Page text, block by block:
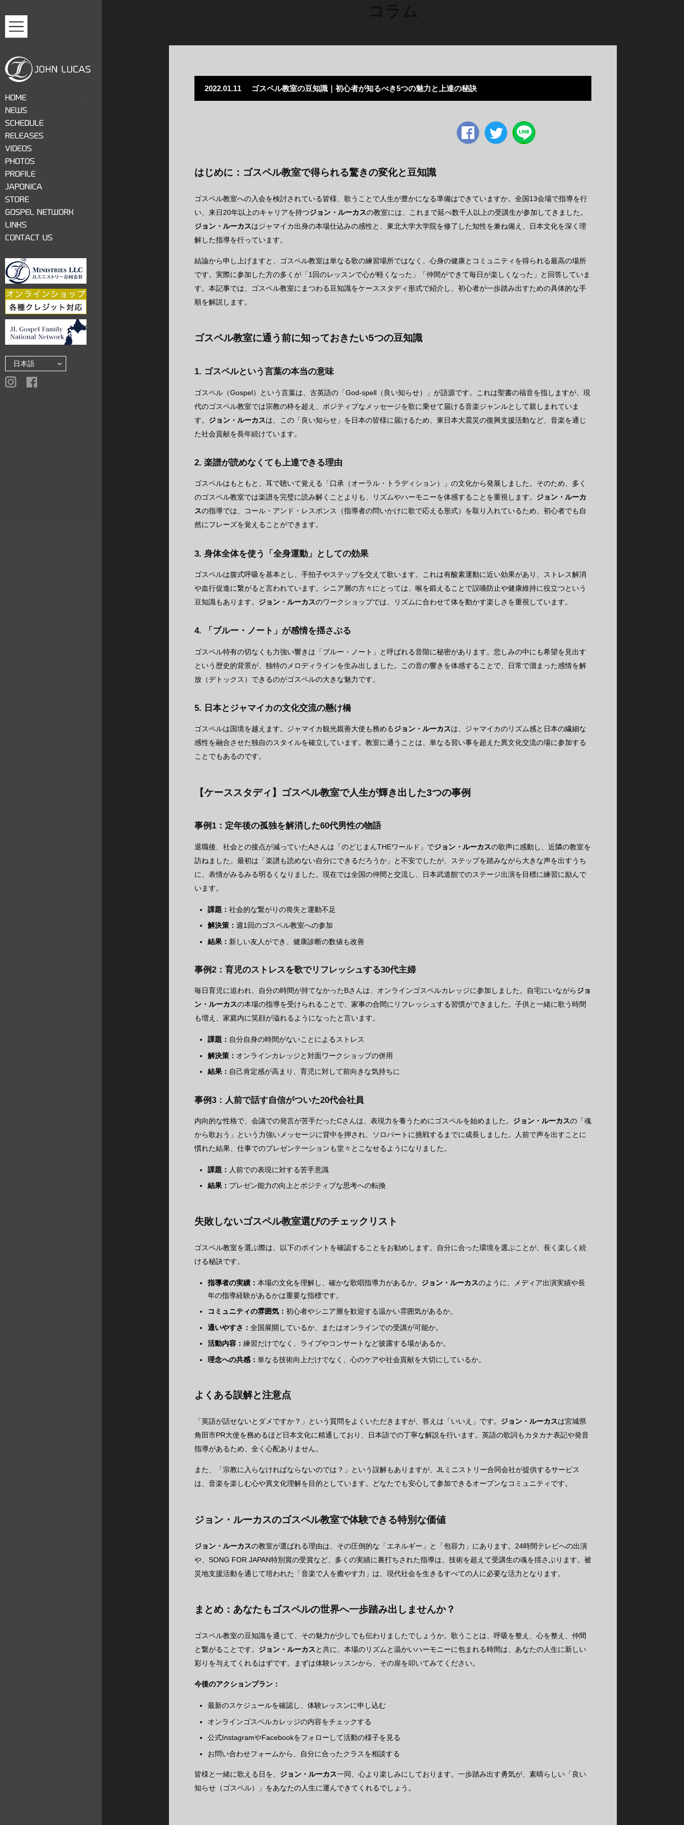
HOME
NEWS
SCHEDULE
RELEASES
VIDEOS
PHOTOS
PROFILE
JAPONICA
STORE
GOSPEL NETWORK
LINKS
2022.01.11 ゴスペル教室の豆知識｜初心者が知るべき5つの魅力と上達の秘訣
はじめに：ゴスペル教室で得られる驚きの変化と豆知識
ゴスペル教室への入会を検討されている皆様、歌うことで人生が豊かになる準備はできていますか。全国13会場で指導を行
い、来日20年以上のキャリアを持つジョン・ルーカスの教室には、これまで延べ数千人以上の受講生が参加してきました。
ジョン・ルーカスはジャマイカ出身の本場仕込みの感性と、東北大学大学院を修了した知性を兼ね備え、日本文化を深く理
解した指導を行っています。
結論から申し上げますと、ゴスペル教室は単なる歌の練習場所ではなく、心身の健康とコミュニティを得られる最高の場所
です。実際に参加した方の多くが「1回のレッスンで心が軽くなった」「仲間ができて毎日が楽しくなった」と回答していま
す。本記事では、ゴスペル教室にまつわる豆知識をケーススタディ形式で紹介し、初心者が一歩踏み出すための具体的な手
順を解説します。
ゴスペル教室に通う前に知っておきたい5つの豆知識
1. ゴスペルという言葉の本当の意味
ゴスペル（Gospel）という言葉は、古英語の「God-spell（良い知らせ）」が語源です。これは聖書の福音を指しますが、現
代のゴスペル教室では宗教の枠を超え、ポジティブなメッセージを歌に乗せて届ける音楽ジャンルとして親しまれていま
す。 ジョン・ルーカスは、この「良い知らせ」を日本の皆様に届けるため、東日本大震災の復興支援活動など、音楽を通じ
た社会貢献を長年続けています。
2. 楽譜が読めなくても上達できる理由
ゴスペルはもともと、耳で聴いて覚える「口承（オーラル・トラディション）」の文化から発展しました。そのため、多く
のゴスペル教室では楽譜を完璧に読み解くことよりも、リズムやハーモニーを体感することを重視します。 ジョン・ルーカ
スの指導では、コール・アンド・レスポンス（指導者の問いかけに歌で応える形式）を取り入れているため、初心者でも自
然にフレーズを覚えることができます。
3. 身体全体を使う「全身運動」としての効果
ゴスペルは腹式呼吸を基本とし、手拍子やステップを交えて歌います。これは有酸素運動に近い効果があり、ストレス解消
や血行促進に繋がると言われています。シニア層の方々にとっては、喉を鍛えることで誤嚥防止や健康維持に役立つという
豆知識もあります。 ジョン・ルーカスのワークショップでは、リズムに合わせて体を動かす楽しさを重視しています。
4. 「ブルー・ノート」が感情を揺さぶる
ゴスペル特有の切なくも力強い響きは「ブルー・ノート」と呼ばれる音階に秘密があります。悲しみの中にも希望を見出す
という歴史的背景が、独特のメロディラインを生み出しました。この音の響きを体感することで、日常で溜まった感情を解
放（デトックス）できるのがゴスペルの大きな魅力です。
5. 日本とジャマイカの文化交流の懸け橋
ゴスペルは国境を越えます。ジャマイカ観光親善大使も務めるジョン・ルーカスは、ジャマイカのリズム感と日本の繊細な
感性を融合させた独自のスタイルを確立しています。教室に通うことは、単なる習い事を超えた異文化交流の場に参加する
ことでもあるのです。
【ケーススタディ】ゴスペル教室で人生が輝き出した3つの事例
事例1：定年後の孤独を解消した60代男性の物語
退職後、社会との接点が減っていたAさんは「のどじまんTHEワールド」でジョン・ルーカスの歌声に感動し、近隣の教室を
訪ねました。最初は「楽譜も読めない自分にできるだろうか」と不安でしたが、ステップを踏みながら大きな声を出すうち
に、表情がみるみる明るくなりました。現在では全国の仲間と交流し、日本武道館でのステージ出演を目標に練習に励んで
います。
課題： 社会的な繋がりの喪失と運動不足
解決策： 週1回のゴスペル教室への参加
結果： 新しい友人ができ、健康診断の数値も改善
事例2：育児のストレスを歌でリフレッシュする30代主婦
毎日育児に追われ、自分の時間が持てなかったBさんは、オンラインゴスペルカレッジに参加しました。自宅にいながらジョ
ン・ルーカスの本場の指導を受けられることで、家事の合間にリフレッシュする習慣ができました。子供と一緒に歌う時間
も増え、家庭内に笑顔が溢れるようになったと言います。
課題： 自分自身の時間がないことによるストレス
解決策： オンラインカレッジと対面ワークショップの併用
結果： 自己肯定感が高まり、育児に対して前向きな気持ちに
事例3：人前で話す自信がついた20代会社員
内向的な性格で、会議での発言が苦手だったCさんは、表現力を養うためにゴスペルを始めました。 ジョン・ルーカスの「魂
から歌おう」という力強いメッセージに背中を押され、ソロパートに挑戦するまでに成長しました。人前で声を出すことに
慣れた結果、仕事でのプレゼンテーションも堂々とこなせるようになりました。
課題： 人前での表現に対する苦手意識
結果： プレゼン能力の向上とポジティブな思考への転換
失敗しないゴスペル教室選びのチェックリスト
ゴスペル教室を選ぶ際は、以下のポイントを確認することをお勧めします。自分に合った環境を選ぶことが、長く楽しく続
ける秘訣です。
指導者の実績： 本場の文化を理解し、確かな歌唱指導力があるか。 ジョン・ルーカスのように、メディア出演実績や長
年の指導経験があるかは重要な指標です。
コミュニティの雰囲気： 初心者やシニア層を歓迎する温かい雰囲気があるか。
通いやすさ： 全国展開しているか、またはオンラインでの受講が可能か。
活動内容： 練習だけでなく、ライブやコンサートなど披露する場があるか。
理念への共感： 単なる技術向上だけでなく、心のケアや社会貢献を大切にしているか。
よくある誤解と注意点
「英語が話せないとダメですか？」という質問をよくいただきますが、答えは「いいえ」です。 ジョン・ルーカスは宮城県
角田市PR大使を務めるほど日本文化に精通しており、日本語での丁寧な解説を行います。英語の歌詞もカタカナ表記や発音
指導があるため、全く心配ありません。
また、「宗教に入らなければならないのでは？」という誤解もありますが、JLミニストリー合同会社が提供するサービス
は、音楽を楽しむ心や異文化理解を目的としています。どなたでも安心して参加できるオープンなコミュニティです。
ジョン・ルーカスのゴスペル教室で体験できる特別な価値
ジョン・ルーカスの教室が選ばれる理由は、その圧倒的な「エネルギー」と「包容力」にあります。24時間テレビへの出演
や、SONG FOR JAPAN特別賞の受賞など、多くの実績に裏打ちされた指導は、技術を超えて受講生の魂を揺さぶります。被
災地支援活動を通じて培われた「音楽で人を癒やす力」は、現代社会を生きるすべての人に必要な活力となります。
まとめ：あなたもゴスペルの世界へ一歩踏み出しませんか？
ゴスペル教室の豆知識を通じて、その魅力が少しでも伝わりましたでしょうか。歌うことは、呼吸を整え、心を整え、仲間
と繋がることです。 ジョン・ルーカスと共に、本場のリズムと温かいハーモニーに包まれる時間は、あなたの人生に新しい
彩りを与えてくれるはずです。まずは体験レッスンから、その扉を叩いてみてください。
今後のアクションプラン：
最新のスケジュールを確認し、体験レッスンに申し込む
オンラインゴスペルカレッジの内容をチェックする
公式InstagramやFacebookをフォローして活動の様子を見る
お問い合わせフォームから、自分に合ったクラスを相談する
皆様と一緒に歌える日を、 ジョン・ルーカス一同、心より楽しみにしております。一歩踏み出す勇気が、素晴らしい「良い
知らせ（ゴスペル）」をあなたの人生に運んできてくれるでしょう。